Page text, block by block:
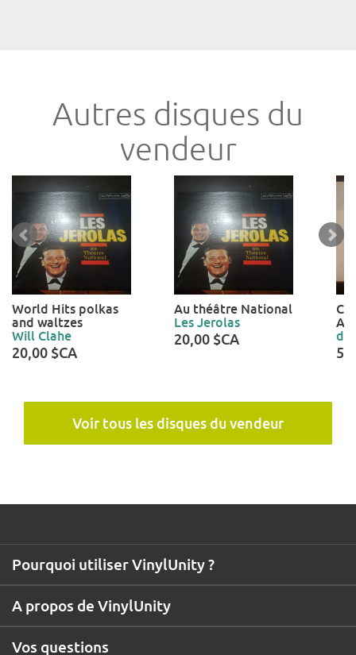
Autres disques du
vendeur
World Hits polkas
and waltzes
Will Clahe
20,00 $CA
Au théâtre National
Les Jerolas
20,00 $CA
Au
Voir tous les disques du vendeur
A propos de VinylUnity
Pourquoi utiliser VinylUnity ?
Vos questions